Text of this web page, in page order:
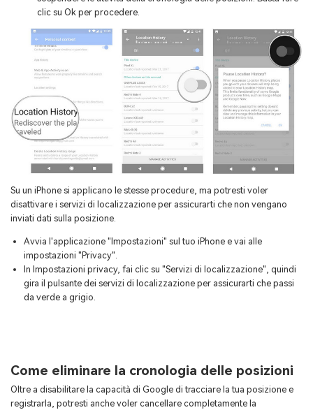
clic su Ok per procedere.
Su un iPhone si applicano le stesse procedure, ma potresti voler
disattivare i servizi di localizzazione per assicurarti che non vengano
inviati dati sulla posizione.
Avvia l'applicazione "Impostazioni" sul tuo iPhone e vai alle
impostazioni "Privacy".
In Impostazioni privacy, fai clic su "Servizi di localizzazione", quindi
gira il pulsante dei servizi di localizzazione per assicurarti che passi
da verde a grigio.
Come eliminare la cronologia delle posizioni
Oltre a disabilitare la capacità di Google di tracciare la tua posizione e
registrarla, potresti anche voler cancellare completamente la